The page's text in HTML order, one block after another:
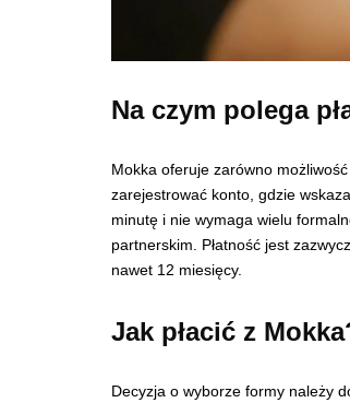
Na czym polega
Mokka oferuje zarówno
zarejestrować konto, gdzie
minutę i nie wymaga wielu
partnerskim. Płatność jest
nawet 12 miesięcy.
Jak płacić z
Decyzja o wyborze formy należy